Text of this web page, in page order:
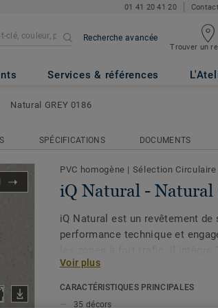
01 41 20 41 20
Recherche avancée
Trouver un
Services & références
0186
Natural GREY 0186
SPÉCIFICATIONS DOCUMENTS
PVC homogène | Sélection Circulaire
iQ Natural - Natural
iQ Natural est un revêtement
performance technique et
biosourcées et offre une
temps. Son design, inspiré de
motifs exclusifs « Natural
Voir plus
CARACTÉRISTIQUES PRINCIPALES
35 décors